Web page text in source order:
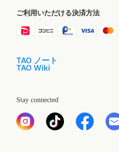
ご利用いただける決済方法
TAO ノート
TAO Wiki
Stay connected